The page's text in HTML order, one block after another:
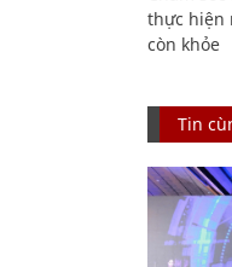
thực hiện
còn khỏe
Tin